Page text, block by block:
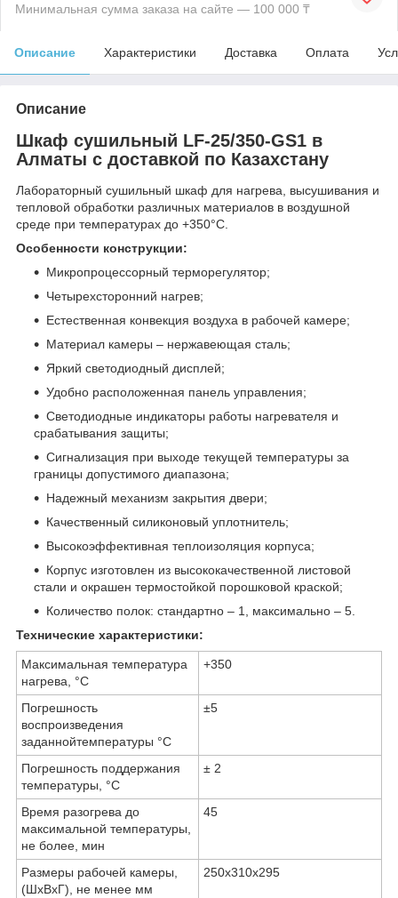
Минимальная сумма заказа на сайте — 100 000 ₸
Описание Характеристики Доставка Оплата
Описание
Шкаф сушильный LF-25/350-GS1 в
Алматы с доставкой по Казахстану
Лабораторный сушильный шкаф для нагрева, высушивания и
тепловой обработки различных материалов в воздушной
среде при температурах до +350°С.
Особенности конструкции:
Микропроцессорный терморегулятор;
Четырехсторонний нагрев;
Естественная конвекция воздуха в рабочей камере;
Материал камеры – нержавеющая сталь;
Яркий светодиодный дисплей;
Удобно расположенная панель управления;
Светодиодные индикаторы работы нагревателя и
срабатывания защиты;
Сигнализация при выходе текущей температуры за
границы допустимого диапазона;
Надежный механизм закрытия двери;
Качественный силиконовый уплотнитель;
Высокоэффективная теплоизоляция корпуса;
Корпус изготовлен из высококачественной листовой
стали и окрашен термостойкой порошковой краской;
Количество полок: стандартно – 1, максимально – 5.
Технические характеристики:
Максимальная температура
нагрева, °С
+350
Погрешность
воспроизведения
заданнойтемпературы °С
±5
Погрешность поддержания
температуры, °С
± 2
Время разогрева до
максимальной температуры,
не более, мин
45
Размеры рабочей камеры,
(ШхВхГ), не менее мм
250х310х295